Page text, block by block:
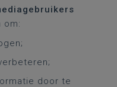
om:
door te